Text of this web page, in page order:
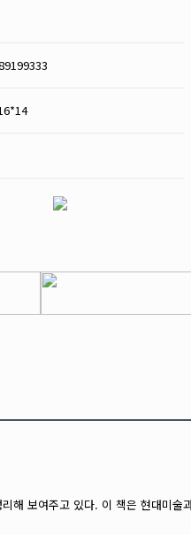
보여주고 있다. 이 책은 현대미